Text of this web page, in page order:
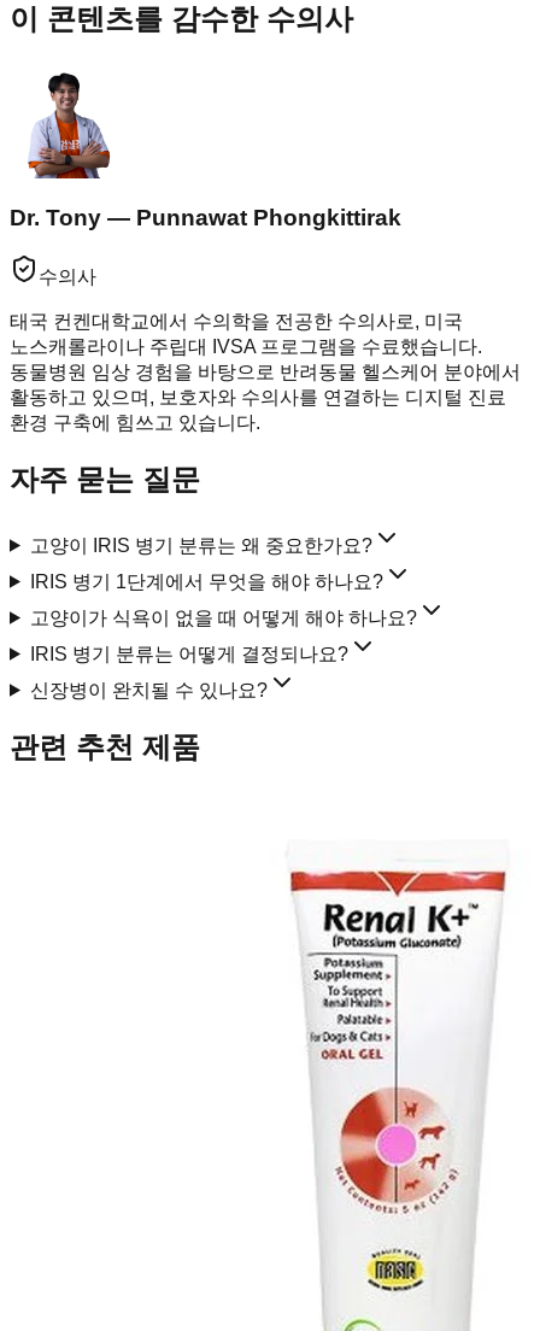
이 콘텐츠를 감수한 수의사
Dr. Tony — Punnawat Phongkittirak
수의사
태국 컨켄대학교에서 수의학을 전공한 수의사로, 미국
노스캐롤라이나 주립대 IVSA 프로그램을 수료했습니다.
동물병원 임상 경험을 바탕으로 반려동물 헬스케어 분야에서
활동하고 있으며, 보호자와 수의사를 연결하는 디지털 진료
환경 구축에 힘쓰고 있습니다.
자주 묻는 질문
고양이 IRIS 병기 분류는 왜 중요한가요?
IRIS 병기 1단계에서 무엇을 해야 하나요?
고양이가 식욕이 없을 때 어떻게 해야 하나요?
IRIS 병기 분류는 어떻게 결정되나요?
신장병이 완치될 수 있나요?
관련 추천 제품